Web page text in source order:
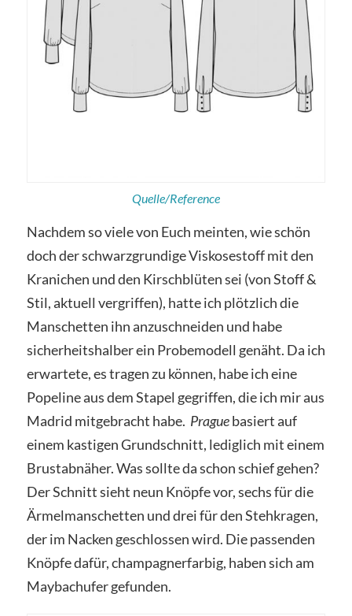
Quelle/Reference
Nachdem so viele von Euch meinten, wie schön
doch der schwarzgrundige Viskosestoff mit den
Kranichen und den Kirschblüten sei (von Stoff &
Stil, aktuell vergriffen), hatte ich plötzlich die
Manschetten ihn anzuschneiden und habe
sicherheitshalber ein Probemodell genäht. Da ich
erwartete, es tragen zu können, habe ich eine
Popeline aus dem Stapel gegriffen, die ich mir aus
Madrid mitgebracht habe. Praguebasiert auf
einem kastigen Grundschnitt, lediglich mit einem
Brustabnäher. Was sollte da schon schief gehen?
Der Schnitt sieht neun Knöpfe vor, sechs für die
Ärmelmanschetten und drei für den Stehkragen,
der im Nacken geschlossen wird. Die passenden
Knöpfe dafür, champagnerfarbig, haben sich am
Maybachufer gefunden.